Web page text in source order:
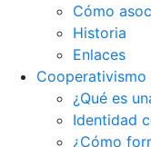
Cómo
Historia
Enlaces
Cooperativismo
¿Qué es
Identidad
¿Cómo